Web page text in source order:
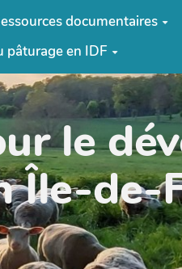
documentaires
pâturage en IDF
le
Île-de-